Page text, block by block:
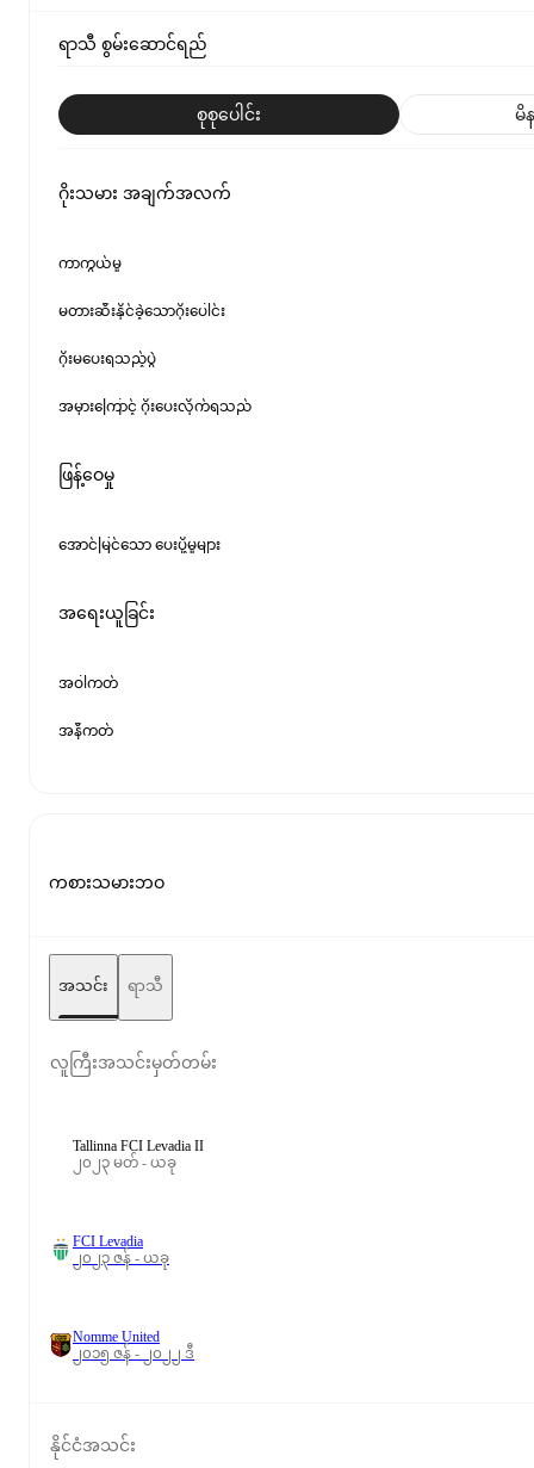
ရာသီ စွမ်းဆောင်ရည်
စုစုပေါင်း မိ
ဂိုးသမား အချက်အလက်
ကာကွယ်မှု
မတားဆီးနိုင်ခဲ့သောဂိုးပေါင်း
ဂိုးမပေးရသည့်ပွဲ
အမှားကြောင့် ဂိုးပေးလိုက်ရသည်
ဖြန့်ဝေမှု
အောင်မြင်သော ပေးပို့မှုများ
အရေးယူခြင်း
အဝါကတ်
အနီကတ်
ကစားသမားဘဝ
အသင်း ရာသီ
လူကြီးအသင်းမှတ်တမ်း
Tallinna FCI Levadia II
၂၀၂၃ မတ် - ယခု
FCI Levadia
၂၀၂၃ ဇန် - ယခု
Nomme United
၂၀၁၅ ဇန် - ၂၀၂၂ ဒီ
နိုင်ငံအသင်း